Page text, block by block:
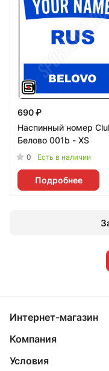
690 ₽
Наспинный номер
Белово 001b - XS
0 Есть в наличии
Подробнее
Интернет-магазин
Компания
Условия